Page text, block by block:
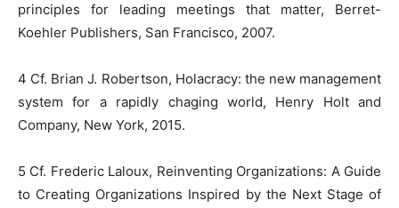
principles for leading meetings that matter, Berret-
Koehler Publishers, San Francisco, 2007.
4 Cf. Brian J. Robertson, Holacracy: the new management
system for a rapidly chaging world, Henry Holt and
Company, New York, 2015.
5 Cf. Frederic Laloux, Reinventing Organizations: A Guide
to Creating Organizations Inspired by the Next Stage of